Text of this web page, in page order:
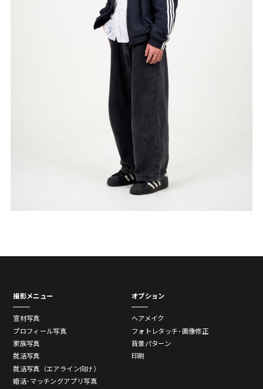
撮影メニュー
宣材写真
プロフィール写真
家族写真
就活写真
就活写真（エアライン向け）
婚活･マッチングアプリ写真
オプション
ヘアメイク
フォトレタッチ･画像修正
背景パターン
印刷